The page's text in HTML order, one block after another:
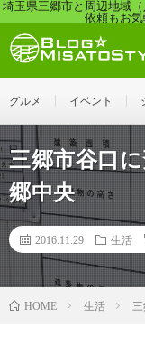
埼玉県三郷市と周辺地域
依頼もお気
グルメ イベント
三郷市谷口
郷中央
2016.11.29 生活
HOME 生活